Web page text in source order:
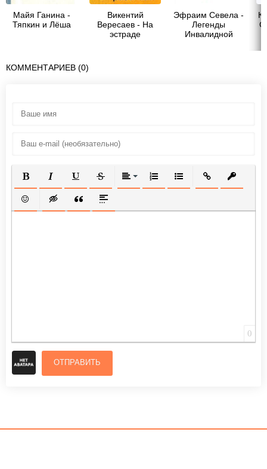
Майя Ганина -
Тяпкин и Лёша
Викентий
Вересаев - На
эстраде
Эфраим Севела -
Легенды
Инвалидной
КОММЕНТАРИЕВ (0)
ПОЛУЖИРНЫЙ
КУРСИВПОДЧЕРКНУТЫЙ
ЗАЧЕРКНУТЫЙВЫРАВНИВАНИЕ
НУМЕРОВАННЫЙ СПИСОК
МАРКИРОВАННЫЙ
ВСТАВИТЬ
ВСТАВИТЬ СМАЙЛИК
ВСТАВКА СКРЫТОГО ТЕКСТА
ВСТАВКА ЦИТАТЫ
ВСТАВКА СПОЙЛЕРА
0
ОТПРАВИТЬ